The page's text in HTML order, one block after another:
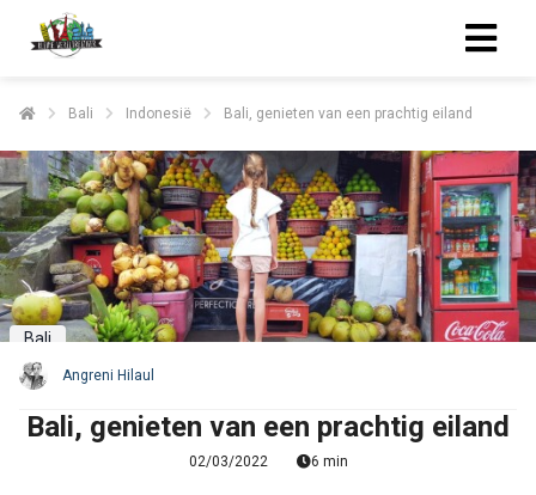
Bali Indonesië Bali, genieten van een prachtig eiland
Bali
Angreni Hilaul
Bali, genieten van een prachtig eiland
02/03/2022 6 min